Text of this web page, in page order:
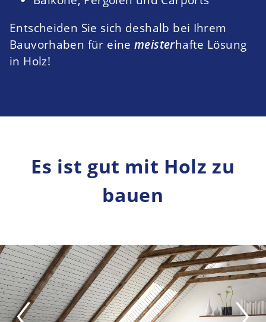
Entscheiden Sie sich deshalb bei Ihrem
Bauvorhaben für einemeisterhafte Lösung
in Holz!
Es ist gut mit Holz zu
bauen